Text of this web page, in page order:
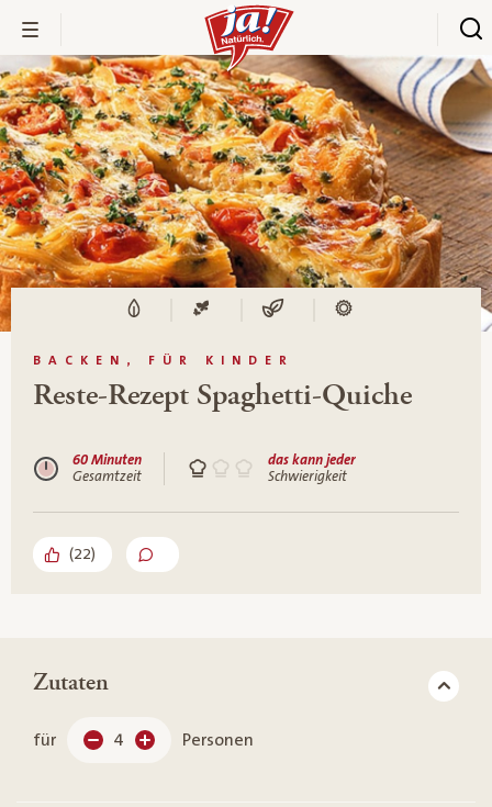
BACKEN, FÜR KINDER
Reste-Rezept Spaghetti-Quiche
60 Minuten
Gesamtzeit
das kann jeder
Schwierigkeit
(22)
Zutaten
für 4 Personen